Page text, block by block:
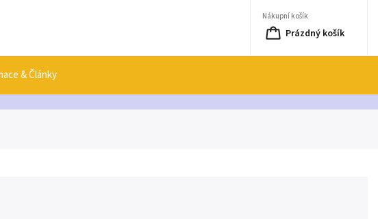
Nákupní košík
Prázdný košík
& Články